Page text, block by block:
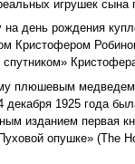
игрушек сына
день рождения
Кристофером
плюшевым медведем
1925 года
изданием первая
опушке» (The